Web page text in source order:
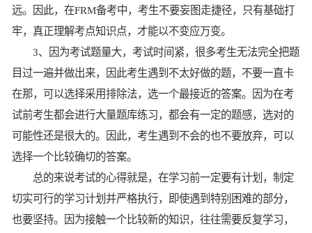
远。因此，在FRM备考中，考生不要妄图走捷径，只有基础打
牢，真正理解考点知识点，才能以不变应万变。
3、因为考试题量大，考试时间紧，很多考生无法完全把题
目过一遍并做出来，因此考生遇到不太好做的题，不要一直卡
在那，可以选择采用排除法，选一个最接近的答案。因为在考
试前考生都会进行大量题库练习，都会有一定的题感，选对的
可能性还是很大的。因此，考生遇到不会的也不要放弃，可以
选择一个比较确切的答案。
总的来说考试的心得就是，在学习前一定要有计划，制定
切实可行的学习计划并严格执行，即使遇到特别困难的部分，
也要坚持。因为接触一个比较新的知识，往往需要反复学习，